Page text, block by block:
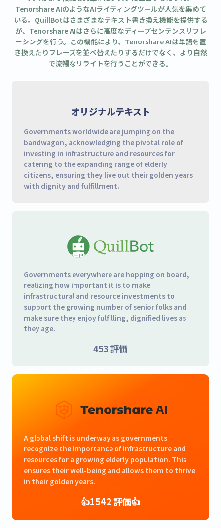
Tenorshare AIのようなAIライティングツールが人気を集めて
いる。QuillBotはさまざまなテキスト書き換え機能を提供する
が、Tenorshare AIはさらに高度なディープセンテンスリフレ
ーシングを行う。この機能により、Tenorshare AIは単語を置
き換えたりフレーズを並べ替えたりするだけでなく、より自然
で流暢なリライトを行うことができる。
オリジナルテキスト
Governments worldwide are jumping on the
bandwagon, acknowledging the pivotal role of
investing in infrastructure and resources for
catering to the expanding range of elderly
citizens, ensuring they live out their golden years
with dignity and fulfillment.
Governments everywhere are hopping on board,
realizing how important it is to make
infrastructural and resource investments to
support the growing number of senior folks and
make sure they enjoy fulfilling, dignified lives as
they age.
453評価
A global shift is underway as governments
recognize the importance of infrastructure and
resources for a growing elderly population. This
ensures their well-being and allows them to thrive
in their golden years.
👍1542評価👍